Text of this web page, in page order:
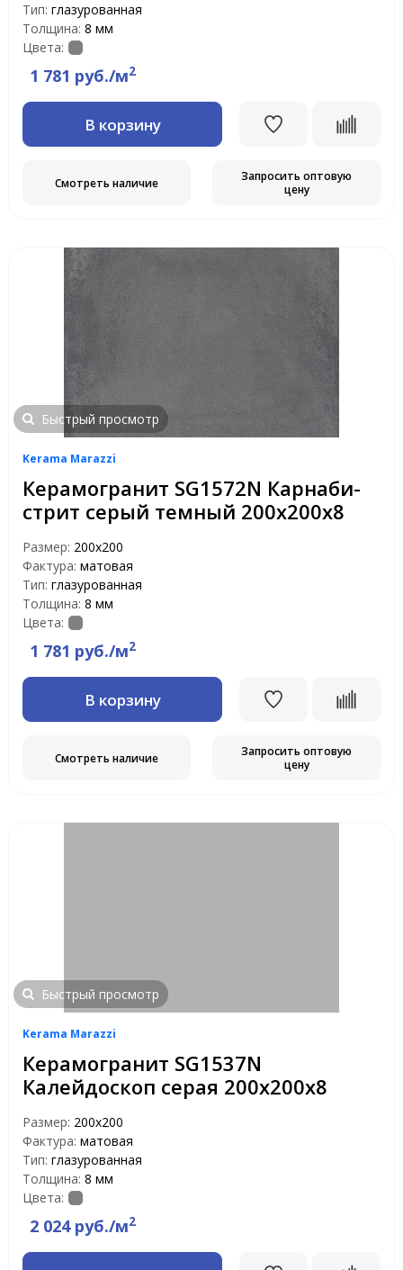
Тип: глазурованная
Толщина: 8 мм
Цвета:
1 781 руб./м2
В корзину
Смотреть наличие
Запросить оптовую
цену
Быстрый просмотр
Kerama Marazzi
Керамогранит SG1572N Карнаби-
стрит серый темный 200х200х8
Размер: 200x200
Фактура: матовая
Тип: глазурованная
Толщина: 8 мм
Цвета:
1 781 руб./м2
В корзину
Смотреть наличие
Запросить оптовую
цену
Быстрый просмотр
Kerama Marazzi
Керамогранит SG1537N
Калейдоскоп серая 200х200х8
Размер: 200x200
Фактура: матовая
Тип: глазурованная
Толщина: 8 мм
Цвета:
2 024 руб./м2